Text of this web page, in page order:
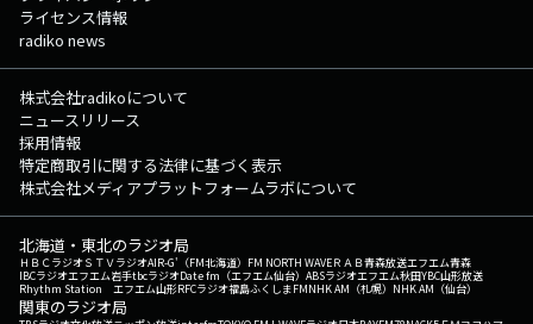
ライセンス情報
radiko news
株式会社radikoについて
ニュースリリース
採用情報
特定商取引に関する法律に基づく表示
株式会社メディアプラットフォームラボについて
北海道・東北のラジオ局
ＨＢＣラジオＳＴＶラジオAIR-G'（FM北海道） FM NORTH WAVEＲＡＢ青森放送エフエム青森
IBCラジオエフエム岩手tbcラジオDate fm（エフエム仙台） ABSラジオエフエム秋田YBC山形放送
Rhythm Station エフエム山形RFCラジオ福島ふくしまFMNHK AM（札幌） NHK AM（仙台）
関東のラジオ局